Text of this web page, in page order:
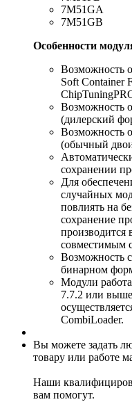
7M51GA
7M51GB
Особенности
Возможность
Soft Container
Возможность
(дилерский
Возможность
(обычный
сохранении
Для
случайных
повлиять на
сохранение
производится
совместимым
Возможность
бинарном
Модули
7.7.2 или
CombiLoader.
Вы можете задать
товару или работе
Наши
вам помогут.